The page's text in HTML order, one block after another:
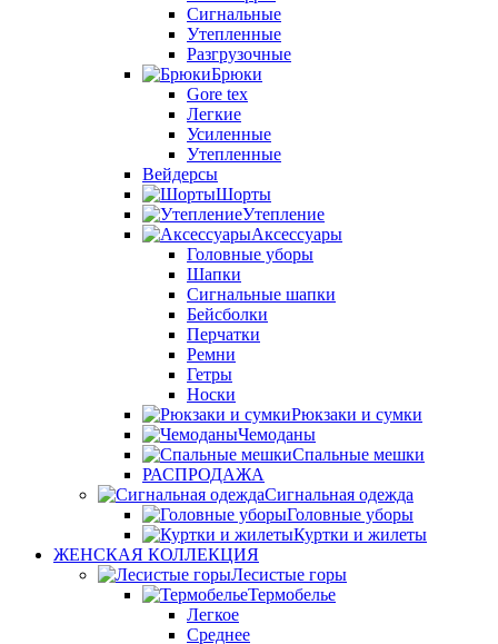
Сигнальные
Утепленные
Разгрузочные
Брюки
Gore tex
Легкие
Усиленные
Утепленные
Вейдерсы
Шорты
Утепление
Аксессуары
Головные уборы
Шапки
Сигнальные шапки
Бейсболки
Перчатки
Ремни
Гетры
Носки
Рюкзаки и сумки
Чемоданы
Спальные мешки
РАСПРОДАЖА
Сигнальная одежда
Головные уборы
Куртки и жилеты
ЖЕНСКАЯ КОЛЛЕКЦИЯ
Лесистые горы
Термобелье
Легкое
Среднее